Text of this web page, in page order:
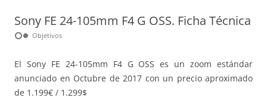
Sony FE 24-105mm F4 G OSS. Ficha Técnica
hdr_weak Objetivos
El Sony FE 24-105mm F4 G OSS es un zoom estándar
anunciado en Octubre de 2017 con un precio aproximado
de 1.199€ / 1.299$